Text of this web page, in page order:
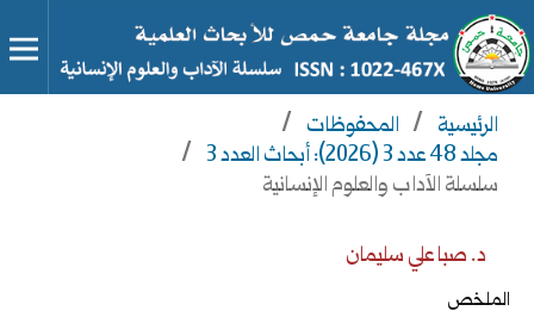
الرئيسية / المحفوظات /
مجلد 48 عدد 3 (2026): أبحاث العدد 3
/
سلسلة الآداب والعلوم الإنسانية
د. صبا علي سليمان
الملخص